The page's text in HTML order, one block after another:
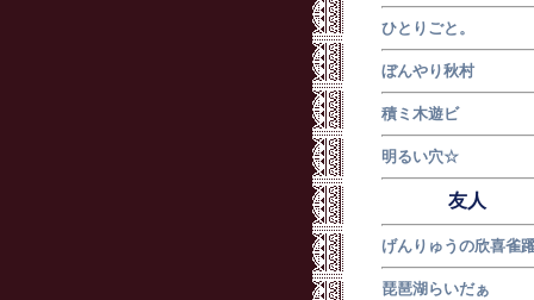
ひとりごと。
ぼんやり秋村
積ミ木遊ビ
明るい穴☆
友人
げんりゅうの欣喜雀
琵琶湖らいだぁ